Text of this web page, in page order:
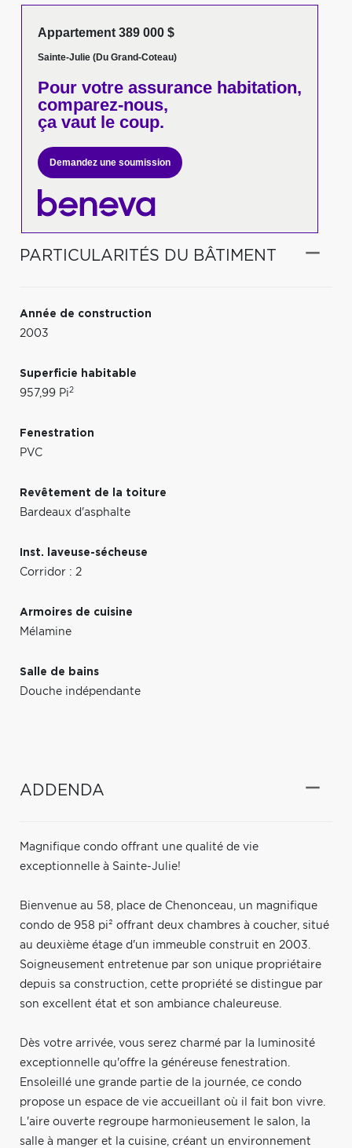
Appartement 389 000 $
Sainte-Julie (Du Grand-Coteau)
Pour votreassurance habitation,
comparez-nous,
ça vaut le coup.
Demandez une soumission
PARTICULARITÉS DU BÂTIMENT
Année de construction
2003
Superficie habitable
957,99 Pi2
Fenestration
PVC
Revêtement de la toiture
Bardeaux d'asphalte
Inst. laveuse-sécheuse
Corridor : 2
Armoires de cuisine
Mélamine
Salle de bains
Douche indépendante
ADDENDA
Magnifique condo offrant une qualité de vie
exceptionnelle à Sainte-Julie!
Bienvenue au 58, place de Chenonceau, un magnifique
condo de 958 pi² offrant deux chambres à coucher, situé
au deuxième étage d'un immeuble construit en 2003.
Soigneusement entretenue par son unique propriétaire
depuis sa construction, cette propriété se distingue par
son excellent état et son ambiance chaleureuse.
Dès votre arrivée, vous serez charmé par la luminosité
exceptionnelle qu'offre la généreuse fenestration.
Ensoleillé une grande partie de la journée, ce condo
propose un espace de vie accueillant où il fait bon vivre.
L'aire ouverte regroupe harmonieusement le salon, la
salle à manger et la cuisine, créant un environnement